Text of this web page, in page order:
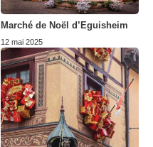
Marché de Noël d’Eguisheim
12 mai 2025